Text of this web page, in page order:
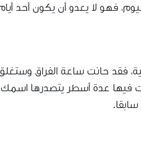
فهو لا يعدو أن يكون أحد
فقد حانت ساعة الفراق
فيها عدة أسطر يتصدرها اسمك
سابقا.